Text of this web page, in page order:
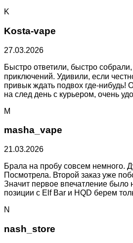
K
Kosta-vape
27.03.2026
Быстро ответили, быстро
приключений. Удивили, если
привык ждать подвох где-
на след день с курьером, очень
M
masha_vape
21.03.2026
Брала на пробу совсем немного.
Посмотрела. Второй заказ уже
Значит первое впечатление было
позиции с Elf Bar и HQD берем
N
nash_store